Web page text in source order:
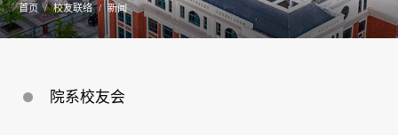
校
友
首页 校友联络 新闻
院系校友会